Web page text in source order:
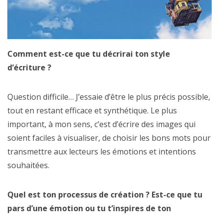
Comment est-ce que tu décrirai ton style
d’écriture ?
Question difficile… J’essaie d’être le plus précis possible,
tout en restant efficace et synthétique. Le plus
important, à mon sens, c’est d’écrire des images qui
soient faciles à visualiser, de choisir les bons mots pour
transmettre aux lecteurs les émotions et intentions
souhaitées.
Quel est ton processus de création ? Est-ce que tu
pars d’une émotion ou tu t’inspires de ton